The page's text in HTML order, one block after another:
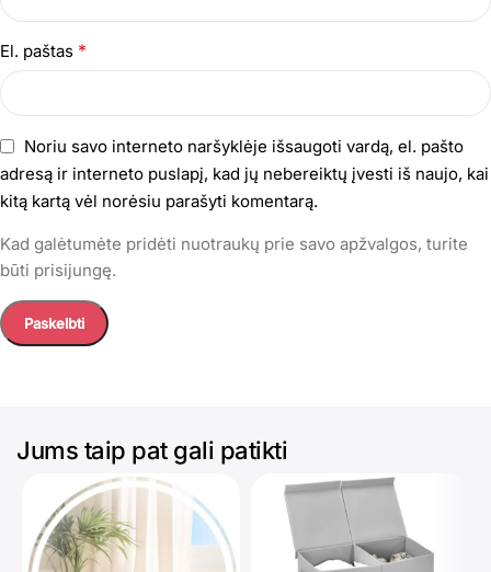
El. paštas *
Noriu savo interneto naršyklėje išsaugoti vardą, el. pašto
adresą ir interneto puslapį, kad jų nebereiktų įvesti iš naujo, kai
kitą kartą vėl norėsiu parašyti komentarą.
Kad galėtumėte pridėti nuotraukų prie savo apžvalgos, turite
būti prisijungę.
Jums taip pat gali patikti